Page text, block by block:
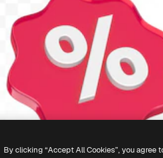
By clicking “Accept All Cookies”, you